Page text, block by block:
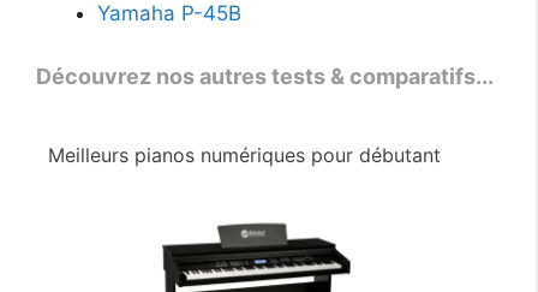
Yamaha P-45B
Découvrez nos autres tests & comparatifs...
Meilleurs pianos numériques pour débutant